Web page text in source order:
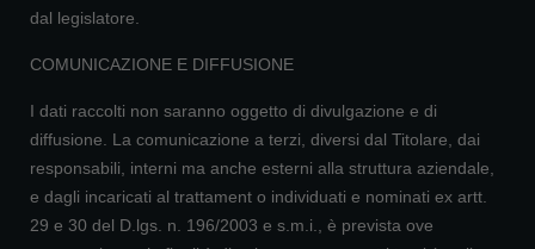
dal legislatore.
COMUNICAZIONE E DIFFUSIONE
I dati raccolti non saranno oggetto di divulgazione e di
diffusione. La comunicazione a terzi, diversi dal Titolare, dai
responsabili, interni ma anche esterni alla struttura aziendale,
e dagli incaricati al trattament o individuati e nominati ex artt.
29 e 30 del D.lgs. n. 196/2003 e s.m.i., è prevista ove